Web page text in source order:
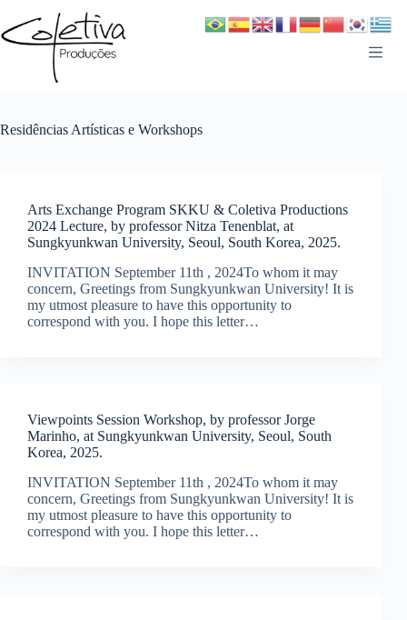
para
o
Residências Artísticas e Workshops
Arts Exchange Program SKKU & Coletiva Productions
2024 Lecture, by professor Nitza Tenenblat, at
Sungkyunkwan University, Seoul, South Korea, 2025.
INVITATION September 11th , 2024To whom it may
concern, Greetings from Sungkyunkwan University! It is
my utmost pleasure to have this opportunity to
correspond with you. I hope this letter…
Viewpoints Session Workshop, by professor Jorge
Marinho, at Sungkyunkwan University, Seoul, South
Korea, 2025.
INVITATION September 11th , 2024To whom it may
concern, Greetings from Sungkyunkwan University! It is
my utmost pleasure to have this opportunity to
correspond with you. I hope this letter…